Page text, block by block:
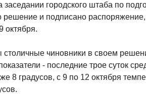
заседании городского штаба по
решение и подписано распоряжение,
октября.
столичные чиновники в своем
- последние трое суток
8 градусов, с 9 по 12 октября